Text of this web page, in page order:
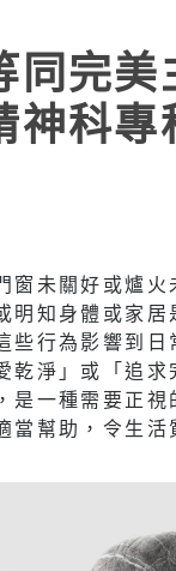
同完美
神科
窗未關好或爐火
明知身體或家居
些行為影響到日
乾淨」或「追求
是一種需要正視
當幫助，令生活